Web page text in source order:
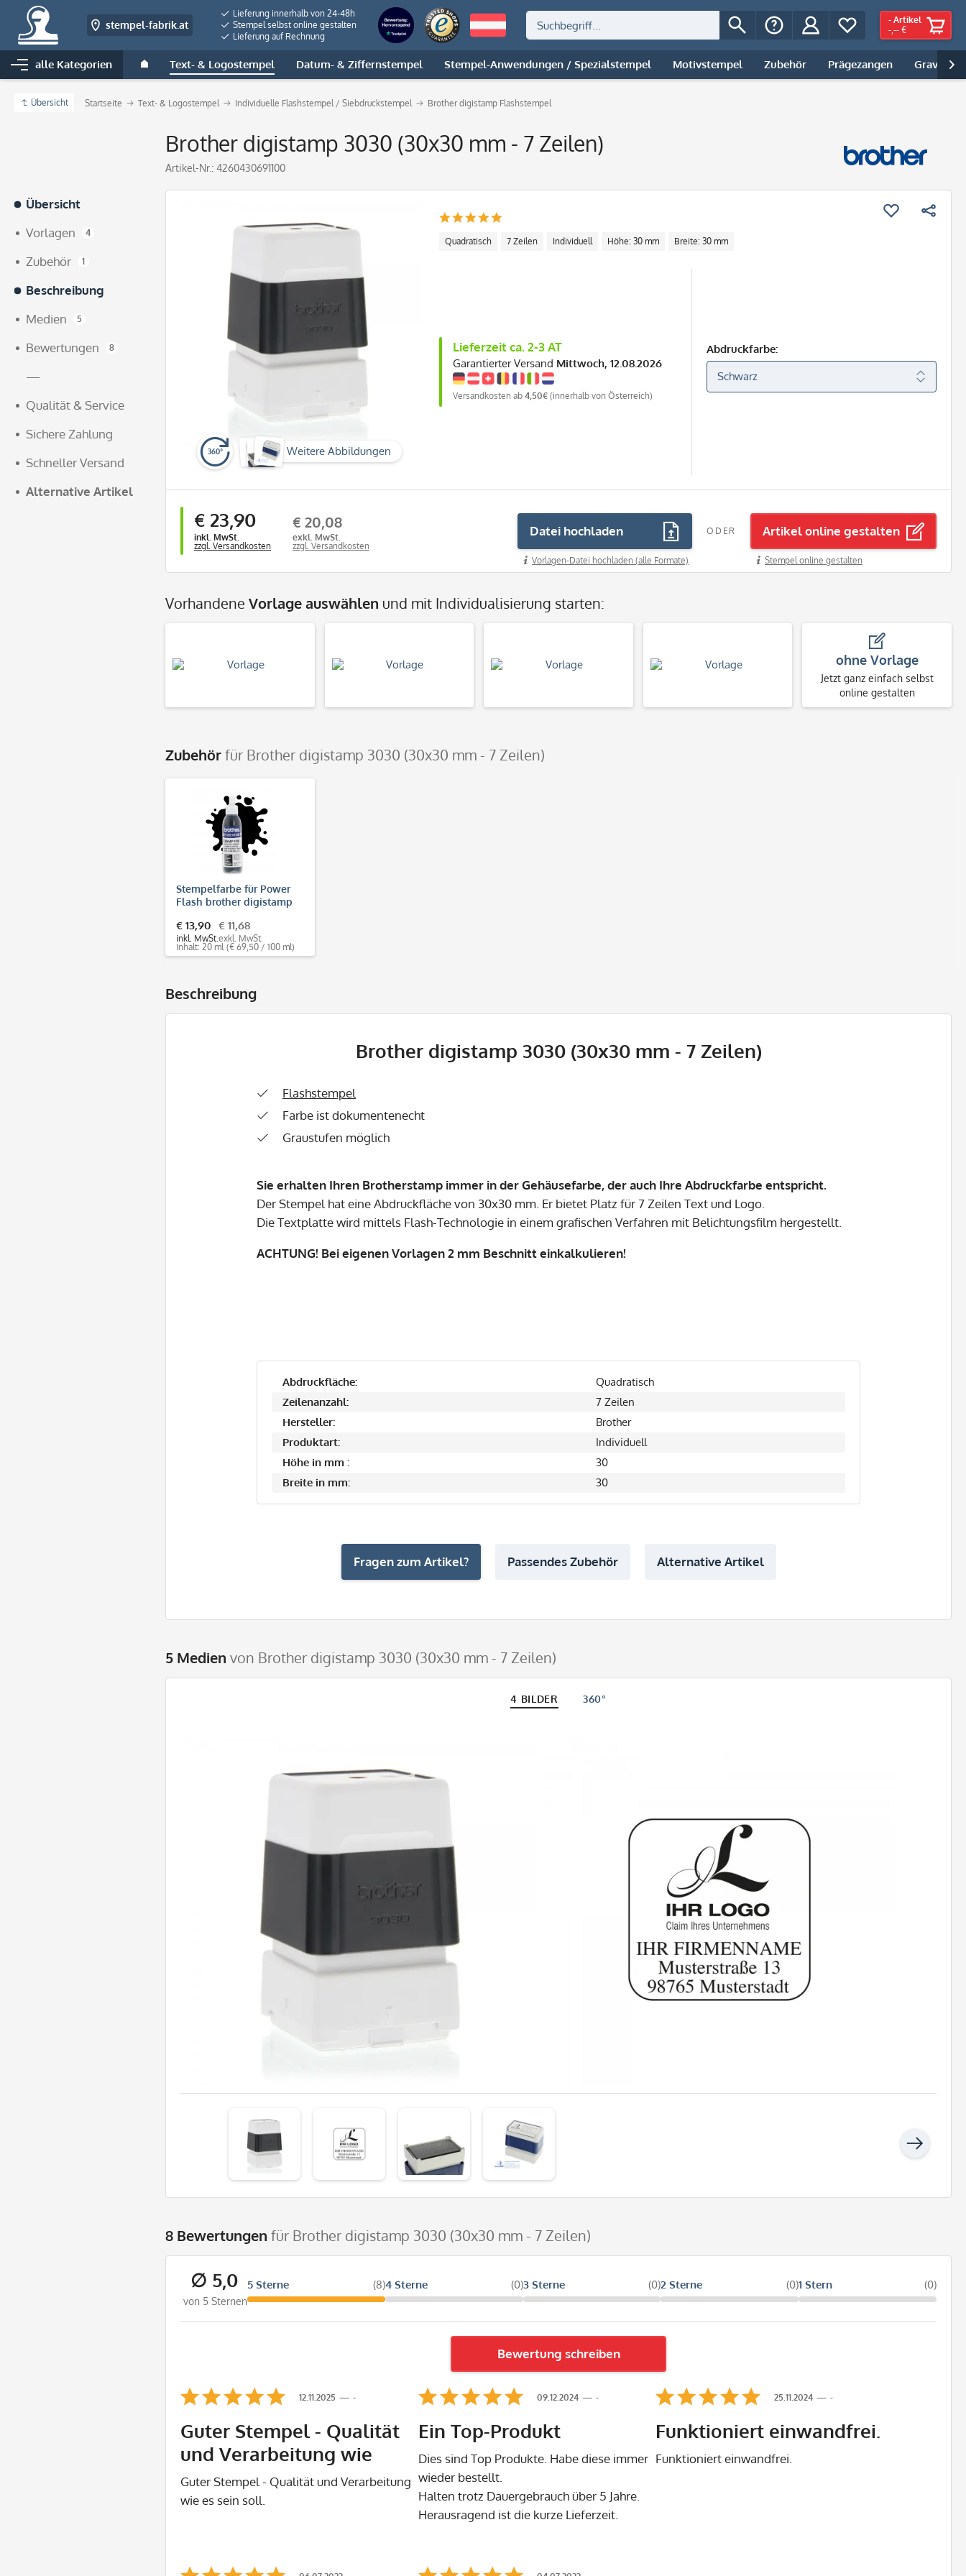
stempel-fabrik.at
Lieferung innerhalb von 24-48h
Stempel selbst online gestalten
Lieferung auf Rechnung
- Artikel
-,-- €
alle Kategorien Text- & Logostempel Datum- & Ziffernstempel Stempel-Anwendungen / Spezialstempel Motivstempel Zubehör Prägezangen Gravur |

Übersicht Startseite Text- & Logostempel Individuelle Flashstempel / Siebdruckstempel Brother digistamp Flashstempel
Brother digistamp 3030 (30x30 mm - 7 Zeilen)
Artikel-Nr.: 4260430691100
Übersicht
Vorlagen
4
Zubehör 1
Beschreibung
Medien
5
Bewertungen 8
—
Qualität & Service
Sichere Zahlung
Schneller Versand
Alternative Artikel
360° Weitere Abbildungen
Quadratisch 7 Zeilen Individuell Höhe: 30 mm Breite: 30 mm
Lieferzeit ca. 2-3 AT
Garantierter Versand Mittwoch, 12.08.2026
Versandkosten ab 4,50€ (innerhalb von Österreich)
Abdruckfarbe:
€ 23,90
inkl. MwSt.
zzgl. Versandkosten
€ 20,08
exkl. MwSt.
zzgl. Versandkosten
Datei hochladen
Vorlagen-Datei hochladen (alle Formate)
ODER Artikel online gestalten
Stempel online gestalten
Vorhandene Vorlage auswählen und mit Individualisierung starten:
ohne Vorlage
Jetzt ganz einfach selbst
online gestalten
Zubehörfür Brother digistamp 3030 (30x30 mm - 7 Zeilen)
Stempelfarbe für Power
Flash brother digistamp
€ 13,90
inkl. MwSt.
€ 11,68
exkl. MwSt.
Inhalt: 20 ml (€ 69,50 / 100 ml)
Beschreibung
Brother digistamp 3030 (30x30 mm - 7 Zeilen)
Flashstempel
Farbe ist dokumentenecht
Graustufen möglich
Sie erhalten Ihren Brotherstamp immer in der Gehäusefarbe, der auch Ihre Abdruckfarbe entspricht.
Der Stempel hat eine Abdruckfläche von 30x30 mm. Er bietet Platz für 7 Zeilen Text und Logo.
Die Textplatte wird mittels Flash-Technologie in einem grafischen Verfahren mit Belichtungsfilm hergestellt.
ACHTUNG! Bei eigenen Vorlagen 2 mm Beschnitt einkalkulieren!
Abdruckfläche:
Quadratisch
Zeilenanzahl:
7 Zeilen
Hersteller:
Brother
Produktart:
Individuell
Höhe in mm :
30
Breite in mm:
30
Fragen zum Artikel? Passendes Zubehör Alternative Artikel
5 Medien von Brother digistamp 3030 (30x30 mm - 7 Zeilen)
4 BILDER 360°
8 Bewertungen für Brother digistamp 3030 (30x30 mm - 7 Zeilen)
∅ 5,0
von 5 Sternen
5 Sterne (8)4 Sterne (0)3 Sterne (0)2 Sterne (0)1 Stern (0)
Bewertung schreiben
-
12.11.2025
Guter Stempel - Qualität
und Verarbeitung wie
Guter Stempel - Qualität und Verarbeitung
wie es sein soll.
-
09.12.2024
Ein Top-Produkt
Dies sind Top Produkte. Habe diese immer
wieder bestellt.
Halten trotz Dauergebrauch über 5 Jahre.
Herausragend ist die kurze Lieferzeit.
-
25.11.2024
Funktioniert einwandfrei.
Funktioniert einwandfrei.